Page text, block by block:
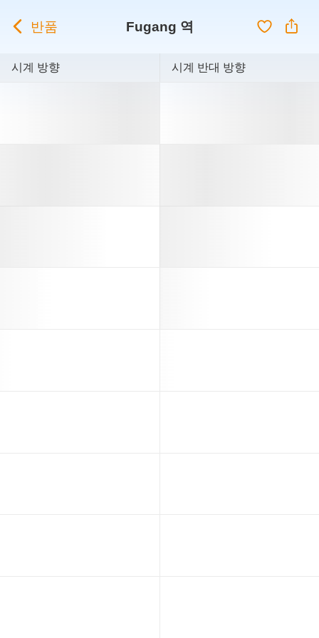
반품 Fugang 역
시계 방향 시계 반대 방향